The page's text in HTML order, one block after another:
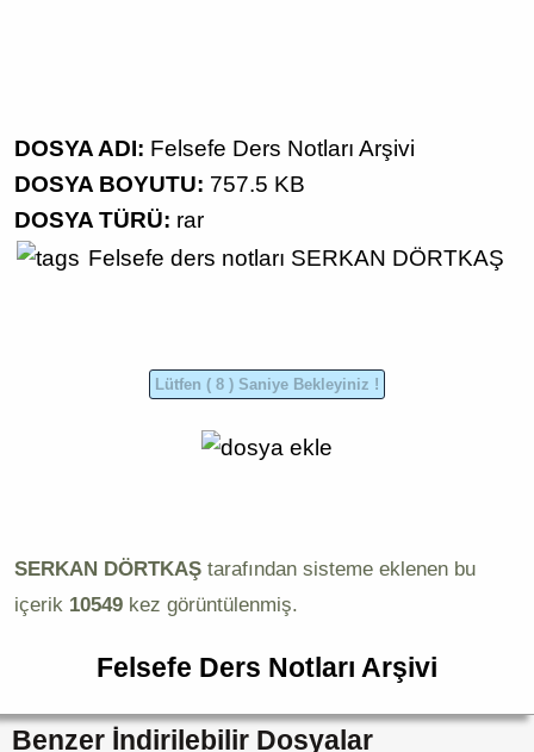
DOSYA ADI: Felsefe Ders Notları Arşivi
DOSYA BOYUTU: 757.5 KB
DOSYA TÜRÜ: rar
Felsefe ders notları SERKAN DÖRTKAŞ
SERKAN DÖRTKAŞ tarafından sisteme eklenen bu
içerik 10549 kez görüntülenmiş.
Felsefe Ders Notları Arşivi
Benzer İndirilebilir Dosyalar